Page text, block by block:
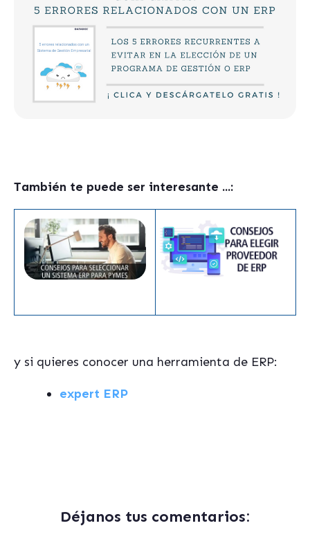
También te puede ser interesante ...:
y si quieres conocer una herramienta de ERP:
expert ERP
Déjanos tus comentarios: